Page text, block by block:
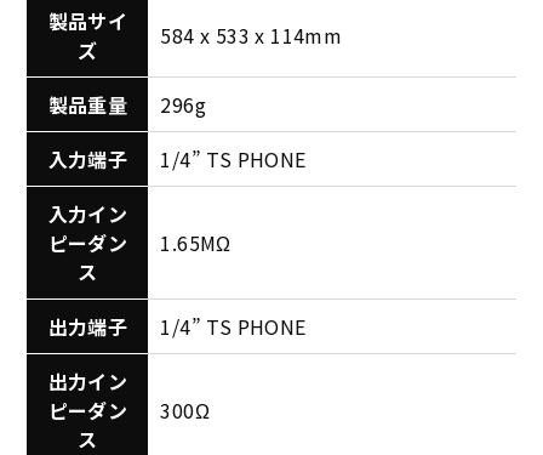
製品サイ
ズ
584 x 533 x 114mm
製品重量
296g
入力端子
1/4” TS PHONE
入力イン
ピーダン
ス
1.65MΩ
出力端子
1/4” TS PHONE
出力イン
ピーダン
ス
300Ω